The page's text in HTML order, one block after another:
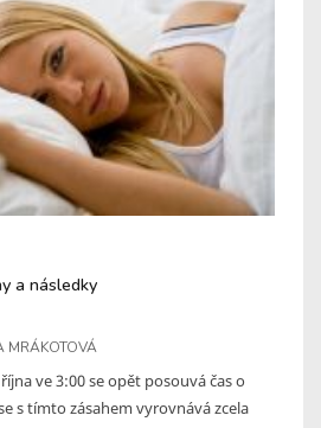
a následky
MRÁKOTOVÁ
ve 3:00 se opět posouvá čas o
s tímto zásahem vyrovnává zcela